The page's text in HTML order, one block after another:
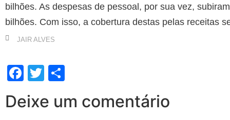
bilhões. As despesas de pessoal, por sua vez,
bilhões. Com isso, a cobertura destas pelas receitas
JAIR ALVES
Facebook
Twitter
Deixe um comentário